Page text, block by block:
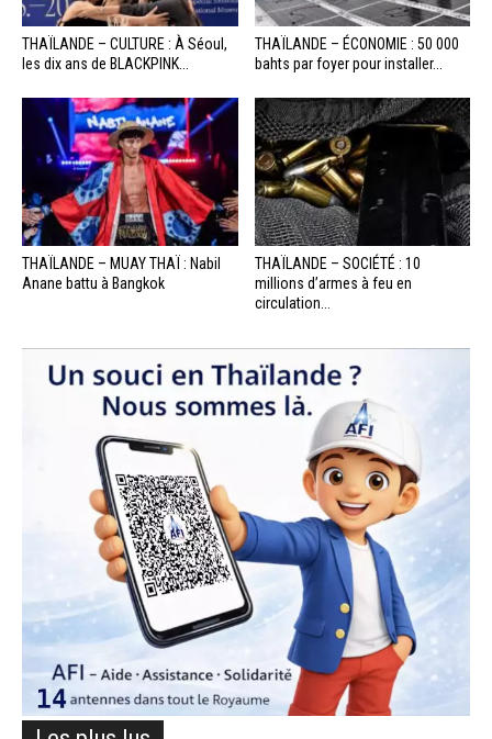
THAÏLANDE – CULTURE : À Séoul,
les dix ans de BLACKPINK...
THAÏLANDE – ÉCONOMIE : 50 000
bahts par foyer pour installer...
THAÏLANDE – MUAY THAÏ : Nabil
Anane battu à Bangkok
THAÏLANDE – SOCIÉTÉ : 10
millions d’armes à feu en
circulation...